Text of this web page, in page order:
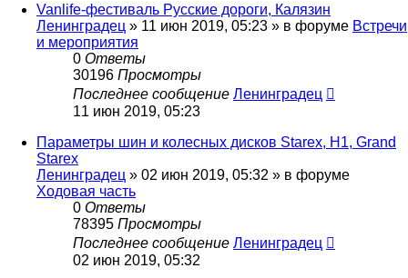
Vanlife-фестиваль Русские дороги, Калязин
Ленинградец » 11 июн 2019, 05:23 » в форуме Встречи
и мероприятия
0 Ответы
30196 Просмотры
Последнее сообщение Ленинградец
11 июн 2019, 05:23
Параметры шин и колесных дисков Starex, H1, Grand
Starex
Ленинградец » 02 июн 2019, 05:32 » в форуме
Ходовая часть
0 Ответы
78395 Просмотры
Последнее сообщение Ленинградец
02 июн 2019, 05:32